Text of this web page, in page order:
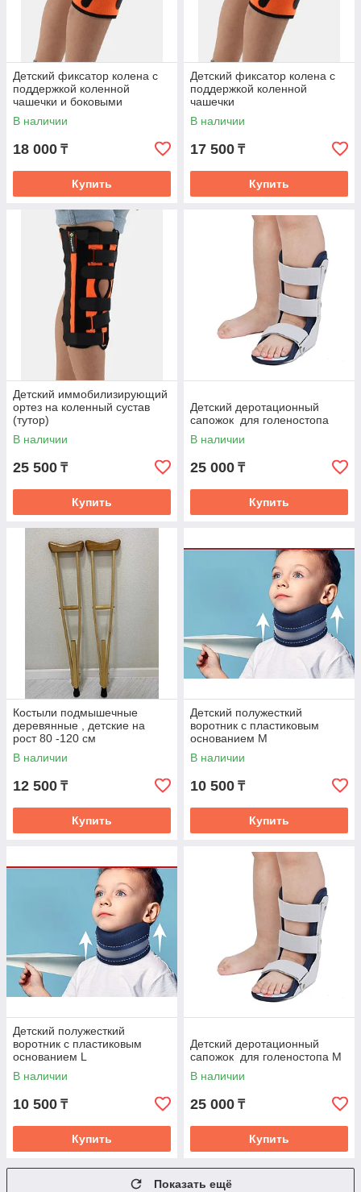
Детский фиксатор колена с
поддержкой коленной
чашечки и боковыми
ребрами жесткости
В наличии
18 000 ₸
Купить
Детский фиксатор колена с
поддержкой коленной
чашечки
В наличии
17 500 ₸
Купить
Детский иммобилизирующий
ортез на коленный сустав
(тутор)
В наличии
25 500 ₸
Купить
Детский деротационный
сапожок для голеностопа
В наличии
25 000 ₸
Купить
Костыли подмышечные
деревянные , детские на
рост 80 -120 см
В наличии
12 500 ₸
Купить
Детский полужесткий
воротник с пластиковым
основанием M
В наличии
10 500 ₸
Купить
Детский полужесткий
воротник с пластиковым
основанием L
В наличии
10 500 ₸
Купить
Детский деротационный
сапожок для голеностопа M
В наличии
25 000 ₸
Купить
Показать ещё